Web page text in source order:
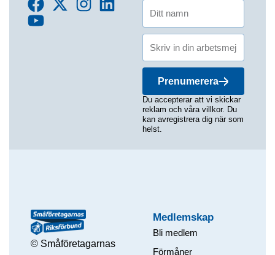
Prenumerera
Du accepterar att vi skickar
reklam och våra villkor. Du
kan avregistrera dig när som
helst.
© Småföretagarnas
Medlemskap
Bli medlem
Förmåner